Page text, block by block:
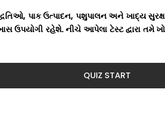
પાક ઉત્પાદન, પશુપાલન અને ખાદ્ય
ખાસ ઉપયોગી રહેશે. નીચે આપેલા ટેસ્ટ દ્વારા
QUIZ START